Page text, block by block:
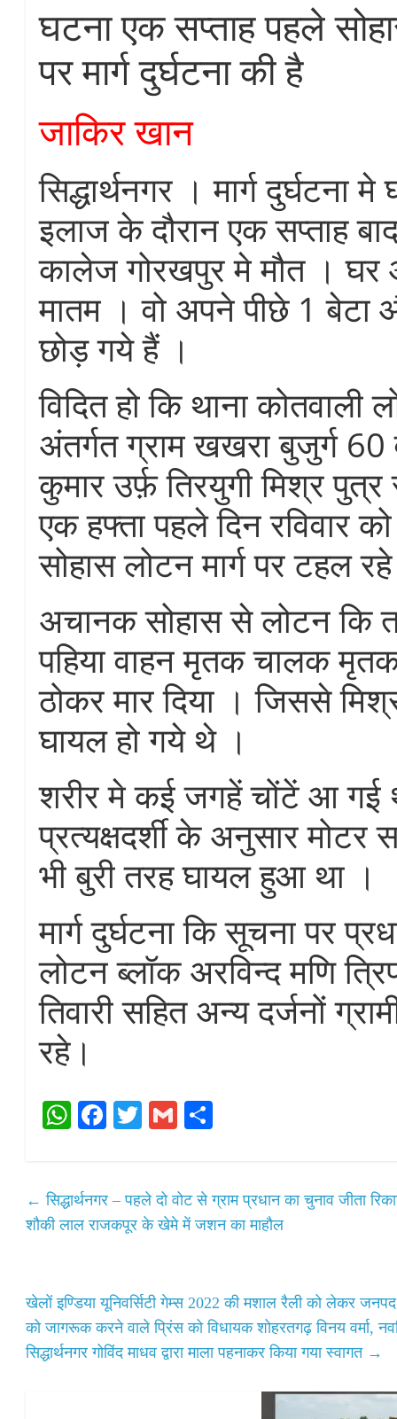
घटना एक सप्ताह पहले
पर मार्ग दुर्घटना की है
जाकिर खान
सिद्धार्थनगर । मार्ग दुर्घटना
इलाज के दौरान एक सप्ताह
कालेज गोरखपुर मे मौत । घर
मातम । वो अपने पीछे 1 बेटा
छोड़ गये हैं ।
विदित हो कि थाना कोतवाली
अंतर्गत ग्राम खखरा बुजुर्ग 60
कुमार उर्फ़ तिरयुगी मिश्र पुत्र
एक हफ्ता पहले दिन रविवार
सोहास लोटन मार्ग पर टहल
अचानक सोहास से लोटन कि
पहिया वाहन मृतक चालक
ठोकर मार दिया । जिससे
घायल हो गये थे ।
शरीर मे कई जगहें चोंटें आ गई
प्रत्यक्षदर्शी के अनुसार
भी बुरी तरह घायल हुआ था ।
मार्ग दुर्घटना कि सूचना पर
लोटन ब्लॉक अरविन्द मणि
तिवारी सहित अन्य दर्जनों
रहे।
W
A
pp
Fa
ok
T
r
G
← सिद्धार्थनगर – पहले दो वोट से ग्राम प्रधान का चुनाव जीता
शौकी लाल राजकपूर के खेमे में जशन का माहौल
खेलों इण्डिया यूनिवर्सिटी गेम्स 2022 की मशाल रैली को लेकर
को जागरूक करने वाले प्रिंस को विधायक शोहरतगढ़ विनय वर्मा,
सिद्धार्थनगर गोविंद माधव द्वारा माला पहनाकर किया गया स्वागत →